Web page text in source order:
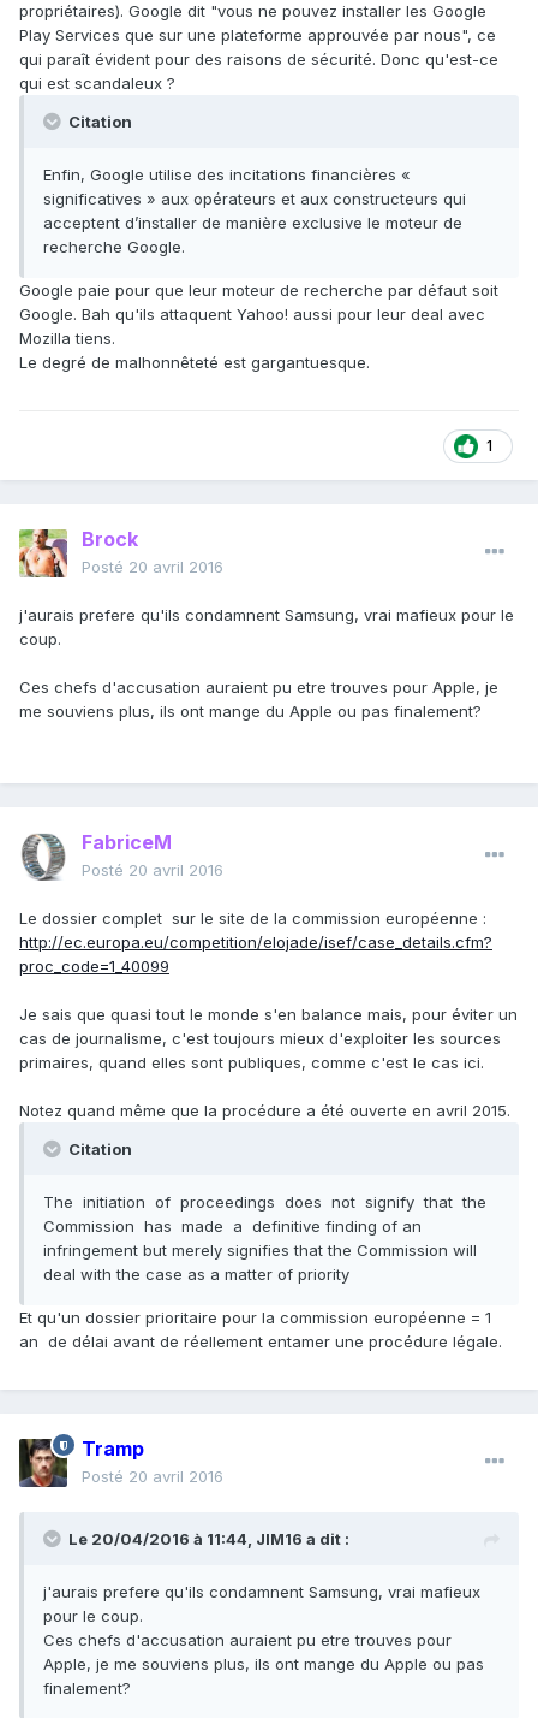
propriétaires). Google dit "vous ne pouvez installer les Google
Play Services que sur une plateforme approuvée par nous", ce
qui paraît évident pour des raisons de sécurité. Donc qu'est-ce
qui est scandaleux ?
Citation
Enfin, Google utilise des incitations financières «
significatives » aux opérateurs et aux constructeurs qui
acceptent d’installer de manière exclusive le moteur de
recherche Google.
Google paie pour que leur moteur de recherche par défaut soit
Google. Bah qu'ils attaquent Yahoo! aussi pour leur deal avec
Mozilla tiens.
Le degré de malhonnêteté est gargantuesque.
1
Brock
Posté 20 avril 2016
j'aurais prefere qu'ils condamnent Samsung, vrai mafieux pour le
coup.
Ces chefs d'accusation auraient pu etre trouves pour Apple, je
me souviens plus, ils ont mange du Apple ou pas finalement?
FabriceM
Posté 20 avril 2016
Le dossier complet sur le site de la commission européenne :
http://ec.europa.eu/competition/elojade/isef/case_details.cfm?
proc_code=1_40099
Je sais que quasi tout le monde s'en balance mais, pour éviter un
cas de journalisme, c'est toujours mieux d'exploiter les sources
primaires, quand elles sont publiques, comme c'est le cas ici.
Notez quand même que la procédure a été ouverte en avril 2015.
Citation
The initiation of proceedings does not signify that the
Commission has made a definitive finding of an
infringement but merely signifies that the Commission will
deal with the case as a matter of priority
Et qu'un dossier prioritaire pour la commission européenne = 1
an de délai avant de réellement entamer une procédure légale.
Tramp
Posté 20 avril 2016
Le 20/04/2016 à 11:44, JIM16 a dit :
j'aurais prefere qu'ils condamnent Samsung, vrai mafieux
pour le coup.
Ces chefs d'accusation auraient pu etre trouves pour
Apple, je me souviens plus, ils ont mange du Apple ou pas
finalement?